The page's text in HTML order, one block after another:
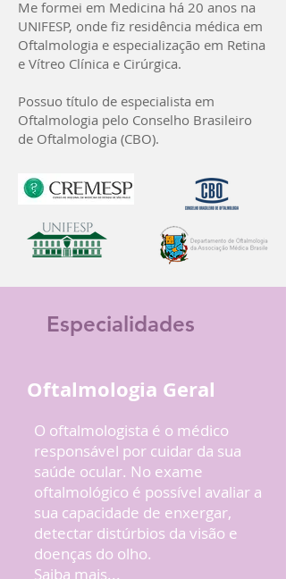
Me formei em Medicina há 20 anos na
UNIFESP, onde fiz residência médica em
Oftalmologia e especialização em Retina
e Vítreo Clínica e Cirúrgica.
Possuo título de especialista em
Oftalmologia pelo Conselho Brasileiro
de Oftalmologia (CBO).
Especialidades
Oftalmologia Geral
O oftalmologista é o médico
responsável por cuidar da sua
saúde ocular. No exame
oftalmológico é possível avaliar a
sua capacidade de enxergar,
detectar distúrbios da visão e
doenças do olho.
Saiba mais...